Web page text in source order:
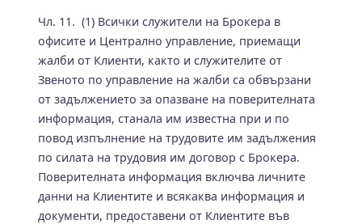
Чл. 11. (1) Всички служители на Брокера в
офисите и Централно управление, приемащи
жалби от Клиенти, както и служителите от
Звеното по управление на жалби са обвързани
от задължението за опазване на поверителната
информация, станала им известна при и по
повод изпълнение на трудовите им задължения
по силата на трудовия им договор с Брокера.
Поверителната информация включва личните
данни на Клиентите и всякаква информация и
документи, предоставени от Клиентите във